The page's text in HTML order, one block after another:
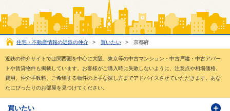
住宅・不動産情報の近鉄の仲介 > 買いたい > 京都府
近鉄の仲介サイトでは関西圏を中心に大阪、東京等の中古マンション・中古戸建・中古アパー
トや賃貸物件も掲載しています。お客様がご購入時に失敗しないように、注意点や相場価格、
費用、仲介手数料、ご希望する物件の上手な探し方までアドバイスさせていただきます。あな
たにぴったりのお部屋を見つけてください。
買いたい